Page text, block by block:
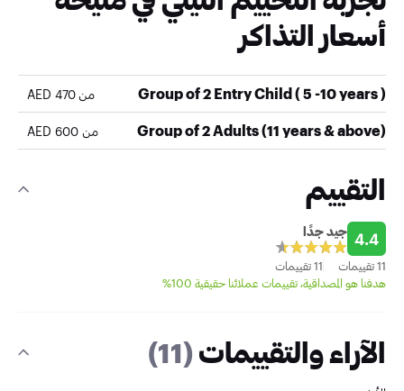
أسعار التذاكر
Group of 2 Entry Child ( 5 -10 years ) من 470 AED
Group of 2 Adults (11 years & above) من 600 AED
التقييم
4.4 جيد جدًا
11 تقييمات
11 تقييمات
هدفنا هو المصداقية، تقييمات عملائنا حقيقية 100%
الآراء والتقييمات (11)